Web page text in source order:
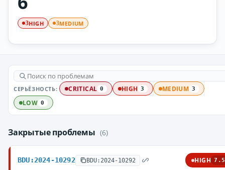
3HIGH 3MEDIUM
СЕРЬЁЗНОСТЬ: CRITICAL 0 HIGH 3 MEDIUM 3
LOW 0
Закрытые проблемы (6)
BDU:2024-10292 BDU:2024-10292 HIGH 7.5